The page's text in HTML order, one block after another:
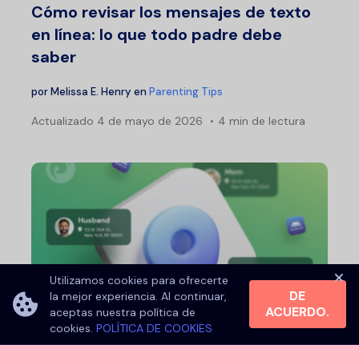
Cómo revisar los mensajes de texto
en línea: lo que todo padre debe
saber
porMelissa E. Henry en Parenting Tips
Actualizado 4 de mayo de 2026 4 min de lectura
Aplicación de rastreo familiar para
Android: ¿cuál elegir?
Utilizamos cookies para ofrecerte
la mejor experiencia. Al continuar,
aceptas nuestra política de
cookies.POLÍTICA DE COOKIES
DE
ACUERDO.